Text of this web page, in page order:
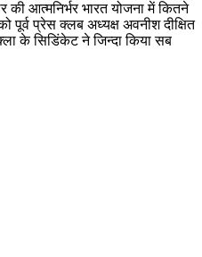
आत्मनिर्भर भारत योजना में कितने
पूर्व प्रेस क्लब अध्यक्ष अवनीश दीक्षित
के सिडिंकेट ने जिन्दा किया सब